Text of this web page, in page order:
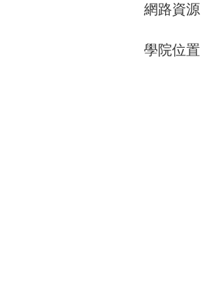
網路資源
學院位置